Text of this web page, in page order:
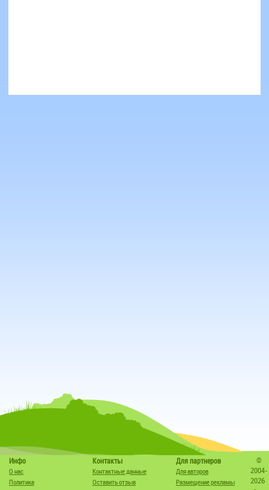
Инфо
О нас
Политика
Контакты
Контактные данные
Оставить отзыв
Для партнеров
Для авторов
Размещение рекламы
©
2004-
2026